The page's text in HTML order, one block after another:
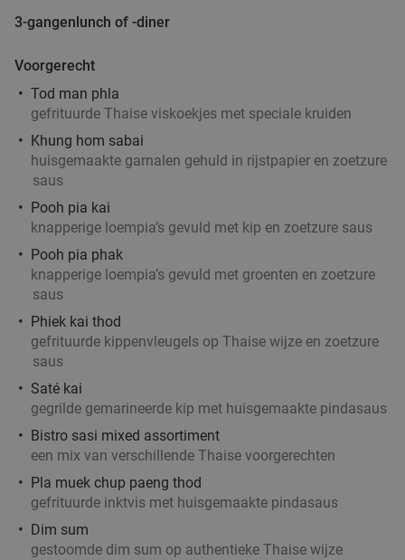
carte in de buurt van Brussel
Vandaag Morgen Zo Di
La Perle du Désert
Kraainem 20 min.directions_car
Verkocht: 77
Uitgebreid ontbijt bij Brasserie Het Rooi
Vandaag Morgen
Brasserie Het Rooi
9.7star
Antwerpen
Verkocht: 162
Gastronomische 6-gangenlunch of -diner +
amuse bij Antonio Morreale
Antonio Morreale
3-gangenlunch of -diner
Voorgerecht
Tod man phla
gefrituurde Thaise viskoekjes met speciale kruiden
Khung hom sabai
huisgemaakte garnalen gehuld in rijstpapier en zoetzure
saus
Pooh pia kai
knapperige loempia’s gevuld met kip en zoetzure saus
Pooh pia phak
knapperige loempia’s gevuld met groenten en zoetzure
saus
Phiek kai thod
gefrituurde kippenvleugels op Thaise wijze en zoetzure
saus
Saté kai
gegrilde gemarineerde kip met huisgemaakte pindasaus
Bistro sasi mixed assortiment
een mix van verschillende Thaise voorgerechten
Pla muek chup paeng thod
gefrituurde inktvis met huisgemaakte pindasaus
Dim sum
gestoomde dim sum op authentieke Thaise wijze